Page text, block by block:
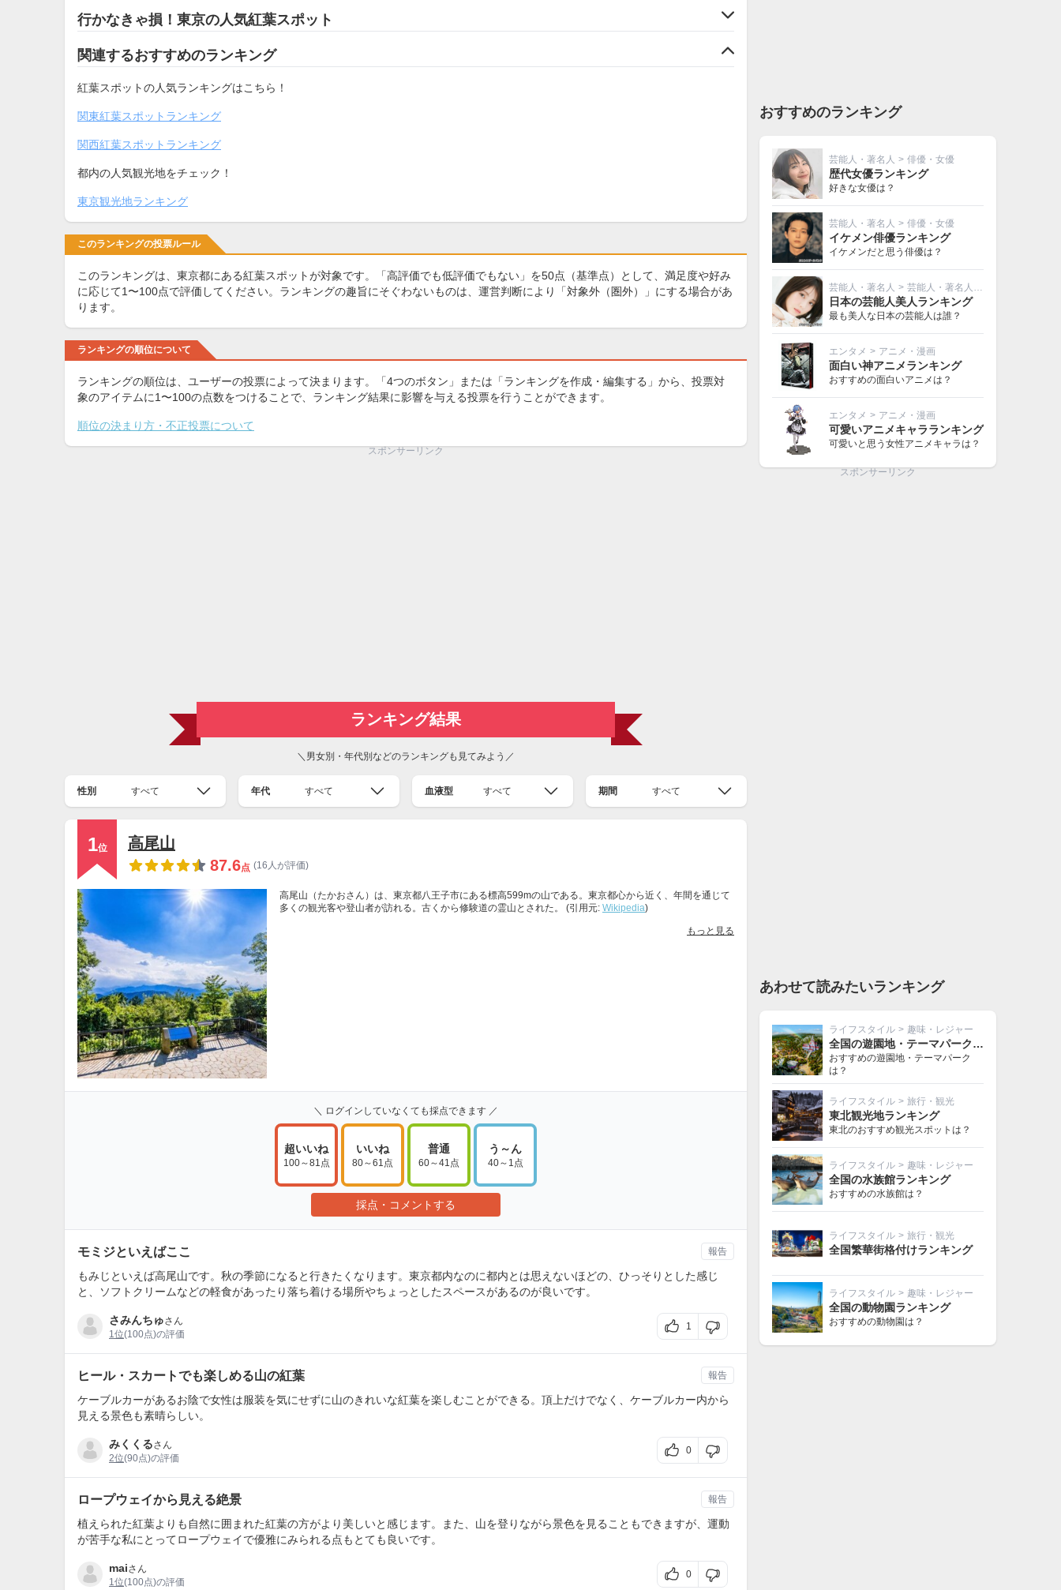
行かなきゃ損！東京の人気紅葉スポット
関連するおすすめのランキング
紅葉スポットの人気ランキングはこちら！
関東紅葉スポットランキング
関西紅葉スポットランキング
都内の人気観光地をチェック！
東京観光地ランキング
このランキングの投票ルール
このランキングは、東京都にある紅葉スポットが対象です。「高評価でも低評価でもない」を50点（基準点）として、満足度や好み
に応じて1〜100点で評価してください。ランキングの趣旨にそぐわないものは、運営判断により「対象外（圏外）」にする場合があ
ります。
ランキングの順位について
ランキングの順位は、ユーザーの投票によって決まります。「4つのボタン」または「ランキングを作成・編集する」から、投票対
象のアイテムに1〜100の点数をつけることで、ランキング結果に影響を与える投票を行うことができます。
順位の決まり方・不正投票について
スポンサーリンク
ランキング結果
＼男女別・年代別などのランキングも見てみよう／
性別 すべて 年代 すべて 血液型 すべて 期間 すべて
1位
高尾山
87.6点 (16人が評価)
高尾山（たかおさん）は、東京都八王子市にある標高599mの山である。東京都心から近く、年間を通じて
多くの観光客や登山者が訪れる。古くから修験道の霊山とされた。 (引用元: Wikipedia)
もっと見る
＼ ログインしていなくても採点できます ／
超いいね
100～81点
いいね
80～61点
普通
60～41点
う～ん
40～1点
採点・コメントする
モミジといえばここ
もみじといえば高尾山です。秋の季節になると行きたくなります。東京都内なのに都内とは思えないほどの、ひっそりとした感じ
と、ソフトクリームなどの軽食があったり落ち着ける場所やちょっとしたスペースがあるのが良いです。
さみんちゅさん
1位(100点)の評価
1
報告
ヒール・スカートでも楽しめる山の紅葉
ケーブルカーがあるお陰で女性は服装を気にせずに山のきれいな紅葉を楽しむことができる。頂上だけでなく、ケーブルカー内から
見える景色も素晴らしい。
みくくるさん
2位(90点)の評価
0
報告
ロープウェイから見える絶景
植えられた紅葉よりも自然に囲まれた紅葉の方がより美しいと感じます。また、山を登りながら景色を見ることもできますが、運動
が苦手な私にとってロープウェイで優雅にみられる点もとても良いです。
maiさん
1位(100点)の評価
0
報告
おすすめのランキング
芸能人・著名人 > 俳優・女優
歴代女優ランキング
好きな女優は？
芸能人・著名人 > 俳優・女優
イケメン俳優ランキング
イケメンだと思う俳優は？
芸能人・著名人 > 芸能人・著名人その他
日本の芸能人美人ランキング
最も美人な日本の芸能人は誰？
エンタメ > アニメ・漫画
面白い神アニメランキング
おすすめの面白いアニメは？
エンタメ > アニメ・漫画
可愛いアニメキャラランキング
可愛いと思う女性アニメキャラは？
スポンサーリンク
あわせて読みたいランキング
ライフスタイル > 趣味・レジャー
全国の遊園地・テーマパークランキング
おすすめの遊園地・テーマパーク
は？
ライフスタイル > 旅行・観光
東北観光地ランキング
東北のおすすめ観光スポットは？
ライフスタイル > 趣味・レジャー
全国の水族館ランキング
おすすめの水族館は？
ライフスタイル > 旅行・観光
全国繁華街格付けランキング
ライフスタイル > 趣味・レジャー
全国の動物園ランキング
おすすめの動物園は？